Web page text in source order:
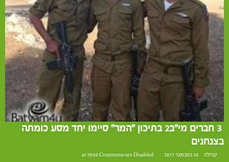
3 חברים מי"ב2 בתיכון "המר" סיימו יחד מסע כומתה
בצנחנים
קהילה 20 בנובמבר 2017 at 10:50 Comments are Disabled